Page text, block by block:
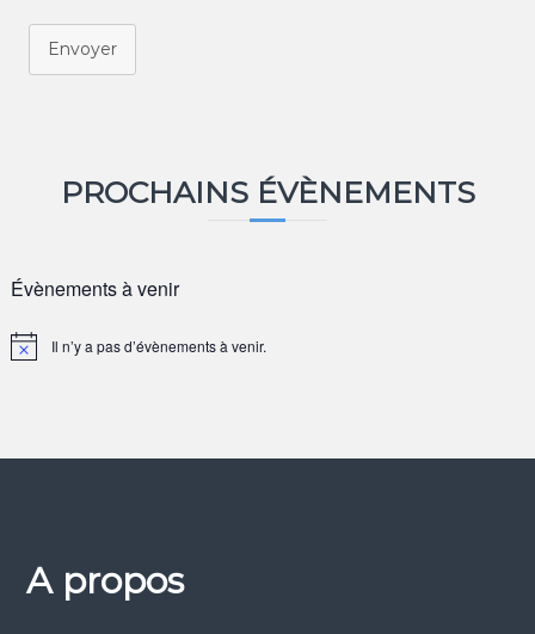
Envoyer
PROCHAINS ÉVÈNEMENTS
Évènements à venir
N
Il n’y a pas d’évènements à venir.
A propos